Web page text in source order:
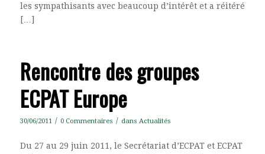
les sympathisants avec beaucoup d’intérêt et a réitéré
[…]
Rencontre des groupes
ECPAT Europe
30/06/2011 / 0 Commentaires / dans Actualités
Du 27 au 29 juin 2011, le Secrétariat d’ECPAT et ECPAT